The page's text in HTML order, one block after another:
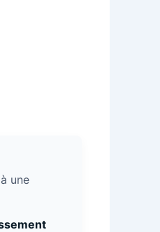
une